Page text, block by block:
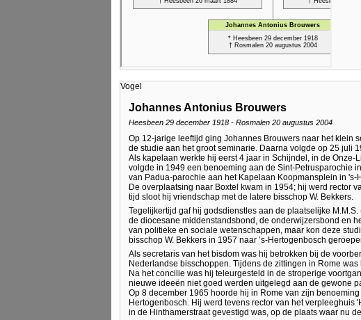
Vogel
Johannes Antonius Brouwers
Heesbeen 29 december 1918 - Rosmalen 20 augustus 2004
Op 12-jarige leeftijd ging Johannes Brouwers naar het klein
de studie aan het groot seminarie. Daarna volgde op 25 juli
Als kapelaan werkte hij eerst 4 jaar in Schijndel, in de
volgde in 1949 een benoeming aan de Sint-Petrusparochie
van Padua-parochie aan het Kapelaan Koopmansplein in 's-
De overplaatsing naar Boxtel kwam in 1954; hij werd rector
tijd sloot hij vriendschap met de latere bisschop W. Bekkers.
Tegelijkertijd gaf hij godsdienstles aan de plaatselijke
de diocesane middenstandsbond, de onderwijzersbond en
van politieke en sociale wetenschappen, maar kon deze
bisschop W. Bekkers in 1957 naar ’s-Hertogenbosch
Als secretaris van het bisdom was hij betrokken bij de
Nederlandse bisschoppen. Tijdens de zittingen in Rome was
Na het concilie was hij teleurgesteld in de stroperige
nieuwe ideeën niet goed werden uitgelegd aan de gewone
Op 8 december 1965 hoorde hij in Rome van zijn
Hertogenbosch. Hij werd tevens rector van het
in de Hinthamerstraat gevestigd was, op de plaats waar nu